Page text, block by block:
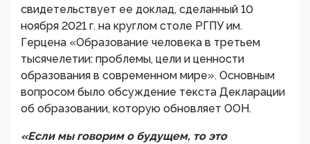
свидетельствует ее доклад, сделанный 10
ноября 2021 г. на круглом столе РГПУ им.
Герцена «Образование человека в третьем
тысячелетии: проблемы, цели и ценности
образования в современном мире». Основным
вопросом было обсуждение текста Декларации
об образовании, которую обновляет ООН.
«Если мы говорим о будущем, то это